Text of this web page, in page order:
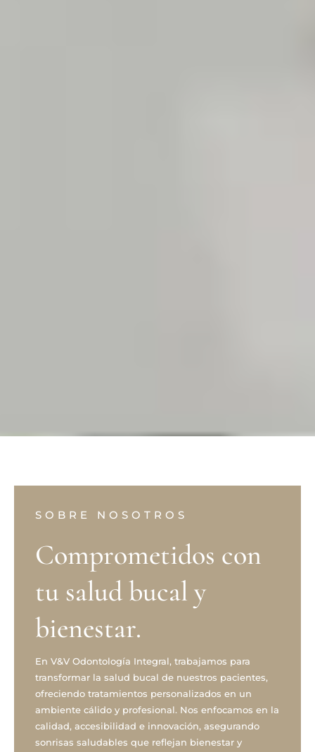
SOBRE NOSOTROS
Comprometidos con
tu salud bucal y
bienestar.
En V&V Odontología Integral, trabajamos para
transformar la salud bucal de nuestros pacientes,
ofreciendo tratamientos personalizados en un
ambiente cálido y profesional. Nos enfocamos en la
calidad, accesibilidad e innovación, asegurando
sonrisas saludables que reflejan bienestar y